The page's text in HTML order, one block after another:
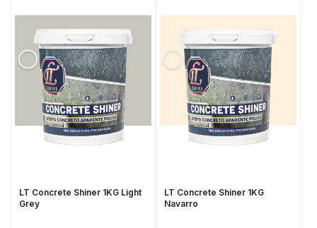
LT Concrete Shiner 1KG Light
Grey
LT Concrete Shiner 1KG
Navarro